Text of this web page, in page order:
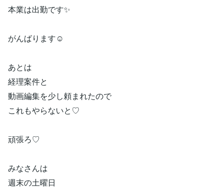
本業は出勤です✨
がんばります☺️
あとは
経理案件と
動画編集を少し頼まれたので
これもやらないと♡
頑張ろ♡
みなさんは
週末の土曜日